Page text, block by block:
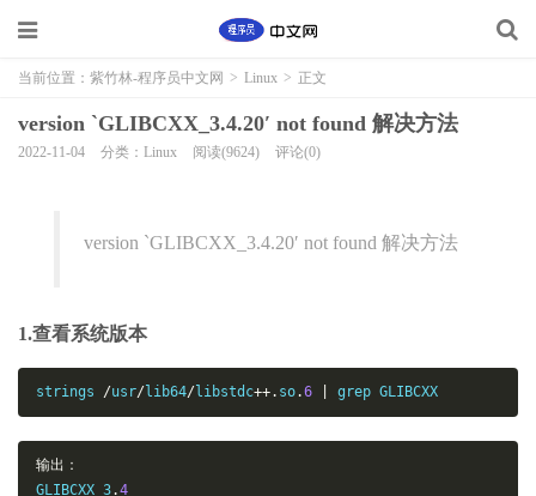
当前位置： 紫竹林-程序员中文网 > Linux > 正文
version `GLIBCXX_3.4.20′ not found 解决方法
2022-11-04 分类：Linux 阅读(9624) 评论(0)
version `GLIBCXX_3.4.20′ not found 解决方法
1.查看系统版本
strings /usr/lib64/libstdc++. so.6 grep GLIBCXX
输出：
GLIBCXX_3.4